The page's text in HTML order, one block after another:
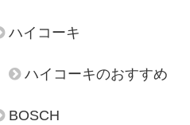
ハイコーキ
ハイコーキのおすすめ
BOSCH